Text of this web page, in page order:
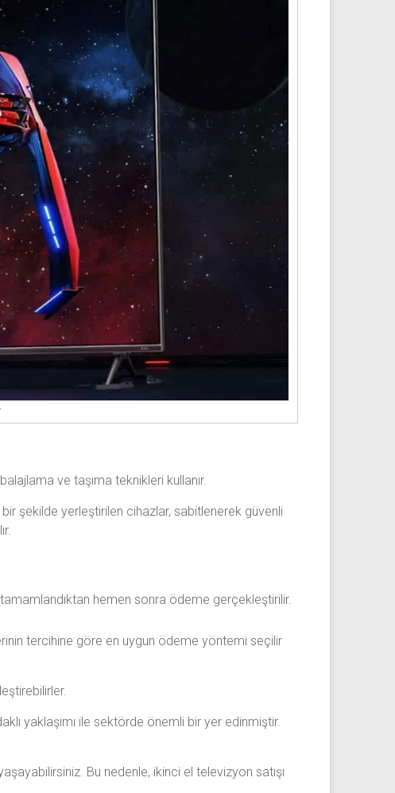
ve taşıma teknikleri kullanır.
şekilde yerleştirilen cihazlar, sabitlenerek güvenli
hemen sonra ödeme gerçekleştirilir.
tercihine göre en uygun ödeme yöntemi seçilir
yaklaşımı ile sektörde önemli bir yer edinmiştir.
Bu nedenle, ikinci el televizyon satışı